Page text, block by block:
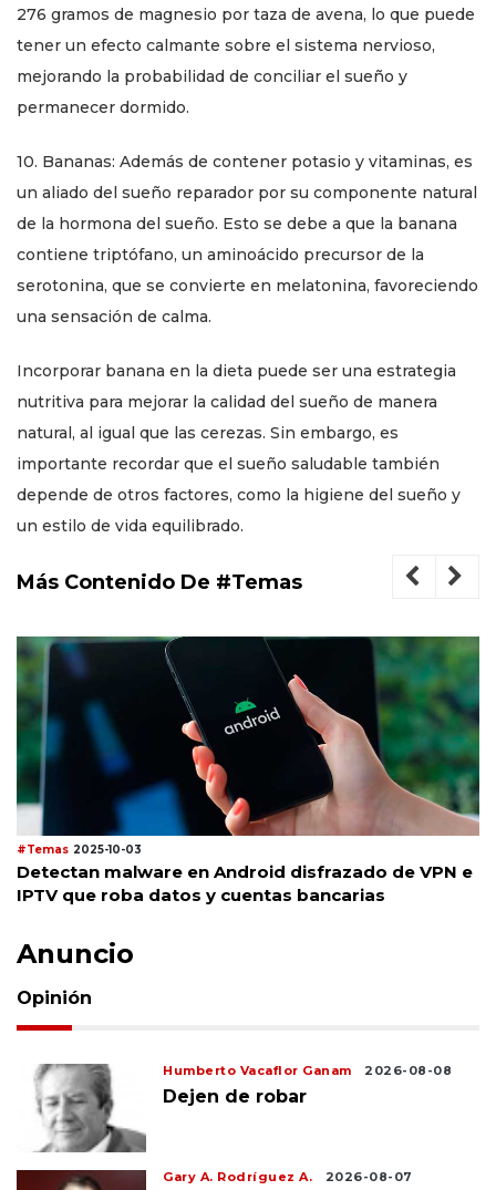
276 gramos de magnesio por taza de avena, lo que puede
tener un efecto calmante sobre el sistema nervioso,
mejorando la probabilidad de conciliar el sueño y
permanecer dormido.
10. Bananas: Además de contener potasio y vitaminas, es
un aliado del sueño reparador por su componente natural
de la hormona del sueño. Esto se debe a que la banana
contiene triptófano, un aminoácido precursor de la
serotonina, que se convierte en melatonina, favoreciendo
una sensación de calma.
Incorporar banana en la dieta puede ser una estrategia
nutritiva para mejorar la calidad del sueño de manera
natural, al igual que las cerezas. Sin embargo, es
importante recordar que el sueño saludable también
depende de otros factores, como la higiene del sueño y
un estilo de vida equilibrado.
Más Contenido De #Temas
#Temas 2025-10-03
Detectan malware en Android disfrazado de VPN e
IPTV que roba datos y cuentas bancarias
Anuncio
Opinión
Humberto Vacaflor Ganam 2026-08-08
Dejen de robar
Gary A. Rodríguez A. 2026-08-07